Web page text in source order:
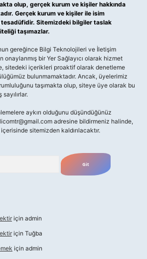
olup, gerçek kurum ve kişiler hakkında
Gerçek kurum ve kişiler ile isim
Sitemizdeki bilgiler taslak
taşımazlar.
gereğince Bilgi Teknolojileri ve İletişim
onaylanmış bir Yer Sağlayıcı olarak hizmet
sitedeki içerikleri proaktif olarak denetleme
bulunmamaktadır. Ancak, üyelerimiz
taşımakta olup, siteye üye olarak bu
aykırı olduğunu düşündüğünüz
adresine bildirmeniz halinde,
sitemizden kaldırılacaktır.
için admin
için Tuğba
için admin